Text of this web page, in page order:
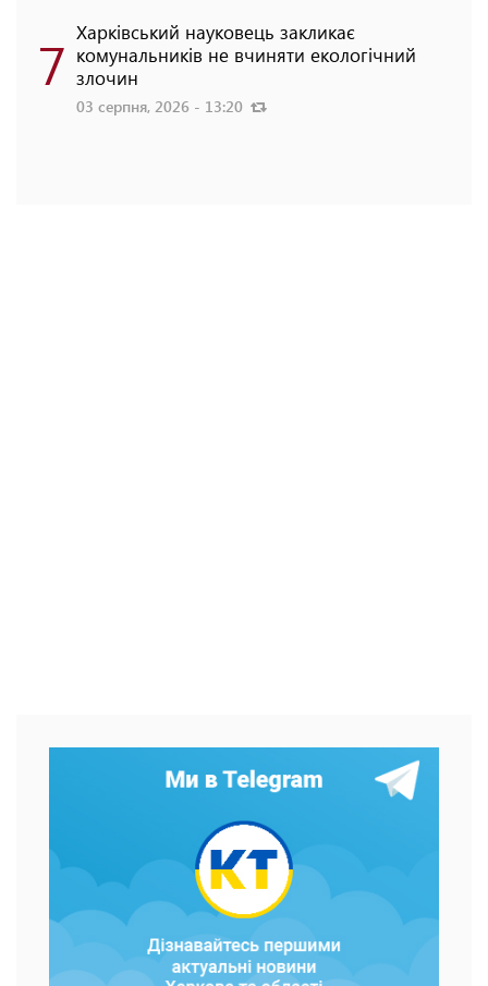
7 Харківський науковець закликає
комунальників не вчиняти екологічний
злочин
03 серпня, 2026 - 13:20